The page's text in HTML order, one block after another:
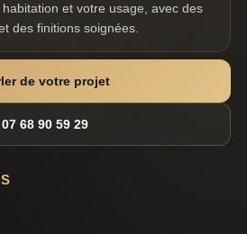
et votre usage, avec des
des finitions soignées.
de votre projet
07 68 90 59 29